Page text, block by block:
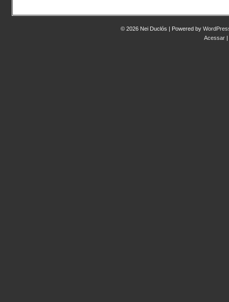
© 2026 Nei Duclós | Powered by
Acessar